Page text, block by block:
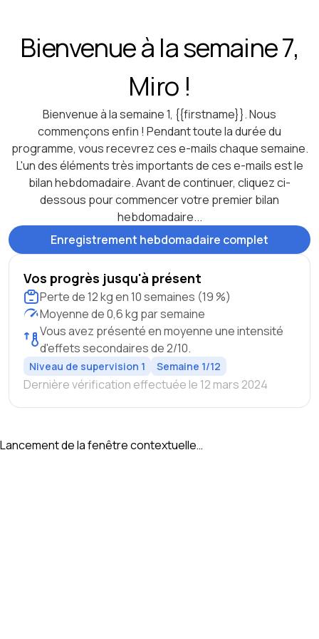
Bienvenue à la semaine 7,
Miro !
Bienvenue à la semaine 1, {{firstname}}. Nous
commençons enfin ! Pendant toute la durée du
programme, vous recevrez ces e-mails chaque semaine.
L'un des éléments très importants de ces e-mails est le
bilan hebdomadaire. Avant de continuer, cliquez ci-
dessous pour commencer votre premier bilan
hebdomadaire...
Enregistrement hebdomadaire complet
Vos progrès jusqu'à présent
Perte de 12 kg en 10 semaines (19 %)
Moyenne de 0,6 kg par semaine
Vous avez présenté en moyenne une intensité
d'effets secondaires de 2/10.
Niveau de supervision 1 Semaine 1/12
Dernière vérification effectuée le 12 mars 2024
Lancement de la fenêtre contextuelle…